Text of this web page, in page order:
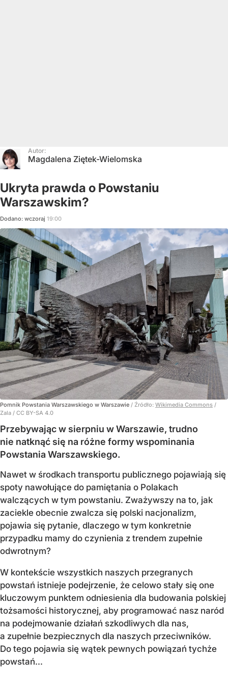
Autor:
Magdalena Ziętek-Wielomska
Ukryta prawda o Powstaniu
Warszawskim?
Dodano: wczoraj 19:00
Pomnik Powstania Warszawskiego w Warszawie / Źródło: Wikimedia Commons /
Zala / CC BY-SA 4.0
Przebywając w sierpniu w Warszawie, trudno
nie natknąć się na różne formy wspominania
Powstania Warszawskiego.
Nawet w środkach transportu publicznego pojawiają się
spoty nawołujące do pamiętania o Polakach
walczących w tym powstaniu. Zważywszy na to, jak
zaciekle obecnie zwalcza się polski nacjonalizm,
pojawia się pytanie, dlaczego w tym konkretnie
przypadku mamy do czynienia z trendem zupełnie
odwrotnym?
W kontekście wszystkich naszych przegranych
powstań istnieje podejrzenie, że celowo stały się one
kluczowym punktem odniesienia dla budowania polskiej
tożsamości historycznej, aby programować nasz naród
na podejmowanie działań szkodliwych dla nas,
a zupełnie bezpiecznych dla naszych przeciwników.
Do tego pojawia się wątek pewnych powiązań tychże
powstań...